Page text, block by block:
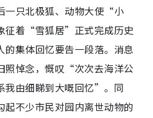
一只北极狐、动物大使“小
征着“雪狐居”正式完成历史
的集体回忆要告一段落。消息
照悼念，慨叹“次次去海洋公
由细睇到大嘅回忆”。同
不少市民对园内离世动物的